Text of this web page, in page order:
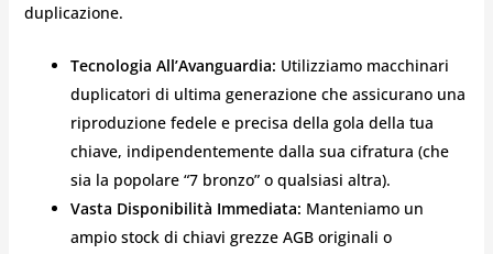
duplicazione.
Tecnologia All’Avanguardia: Utilizziamo macchinari
duplicatori di ultima generazione che assicurano una
riproduzione fedele e precisa della gola della tua
chiave, indipendentemente dalla sua cifratura (che
sia la popolare “7 bronzo” o qualsiasi altra).
Vasta Disponibilità Immediata: Manteniamo un
ampio stock di chiavi grezze AGB originali o